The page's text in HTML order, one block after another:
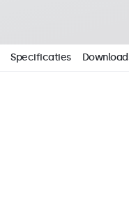
Specificaties